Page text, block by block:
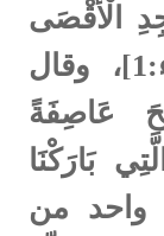
الْأَقْصَى
الَّذِي بَارَكْنَا حَوْلَهُ﴾[الإسراء:1]، وقال
عَاصِفَةً
بَارَكْنَا
قال غير واحد من